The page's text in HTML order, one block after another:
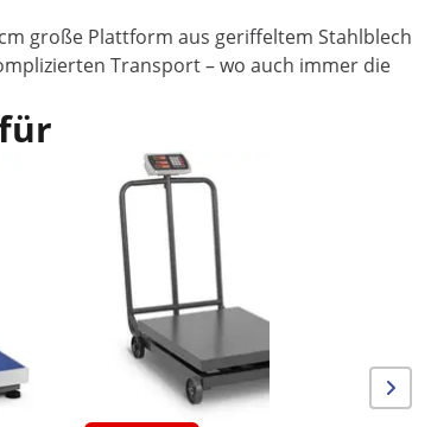
große Plattform aus geriffeltem Stahlblech
Transport – wo auch immer die